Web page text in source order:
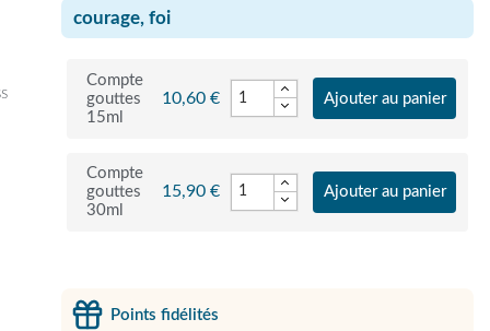
courage, foi
Compte
gouttes
15ml
10,60 € Ajouter au panier
Compte
gouttes
30ml
15,90 € Ajouter au panier
Points fidélités